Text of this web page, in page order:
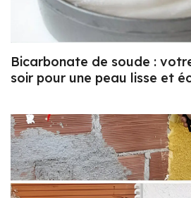
Bicarbonate de soude :
soir pour une peau lisse et